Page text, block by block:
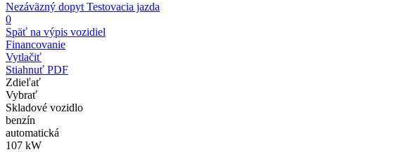
Nezáväzný dopyt Testovacia jazda
0
Späť na výpis vozidiel
Financovanie
Vytlačiť
Stiahnuť PDF
Zdieľať
Vybrať
Skladové vozidlo
benzín
automatická
107 kW